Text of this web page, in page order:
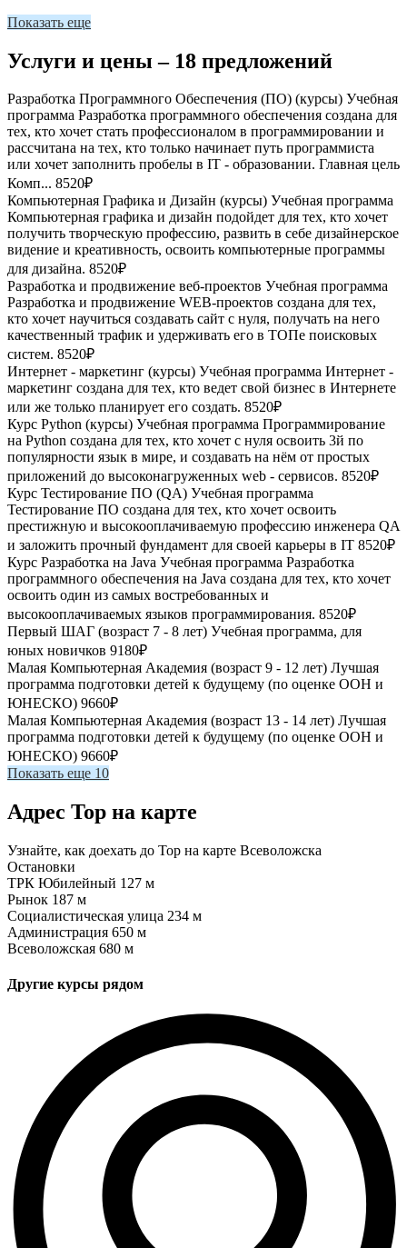
Показать еще
Услуги и цены – 18 предложений
Разработка Программного Обеспечения (ПО) (курсы) Учебная
программа Разработка программного обеспечения создана для
тех, кто хочет стать профессионалом в программировании и
рассчитана на тех, кто только начинает путь программиста
или хочет заполнить пробелы в IT - образовании. Главная цель
Комп... 8520₽
Компьютерная Графика и Дизайн (курсы) Учебная программа
Компьютерная графика и дизайн подойдет для тех, кто хочет
получить творческую профессию, развить в себе дизайнерское
видение и креативность, освоить компьютерные программы
для дизайна. 8520₽
Разработка и продвижение веб-проектов Учебная программа
Разработка и продвижение WEB-проектов создана для тех,
кто хочет научиться создавать сайт с нуля, получать на него
качественный трафик и удерживать его в ТОПе поисковых
систем. 8520₽
Интернет - маркетинг (курсы) Учебная программа Интернет -
маркетинг создана для тех, кто ведет свой бизнес в Интернете
или же только планирует его создать. 8520₽
Курс Python (курсы) Учебная программа Программирование
на Python создана для тех, кто хочет с нуля освоить 3й по
популярности язык в мире, и создавать на нём от простых
приложений до высоконагруженных web - сервисов. 8520₽
Курс Тестирование ПО (QA) Учебная программа
Тестирование ПО создана для тех, кто хочет освоить
престижную и высокооплачиваемую профессию инженера QA
и заложить прочный фундамент для своей карьеры в IT 8520₽
Курс Разработка на Java Учебная программа Разработка
программного обеспечения на Java создана для тех, кто хочет
освоить один из самых востребованных и
высокооплачиваемых языков программирования. 8520₽
Первый ШАГ (возраст 7 - 8 лет) Учебная программа, для
юных новичков 9180₽
Малая Компьютерная Академия (возраст 9 - 12 лет) Лучшая
программа подготовки детей к будущему (по оценке ООН и
ЮНЕСКО) 9660₽
Малая Компьютерная Академия (возраст 13 - 14 лет) Лучшая
программа подготовки детей к будущему (по оценке ООН и
ЮНЕСКО) 9660₽
Показать еще 10
Адрес Top на карте
Узнайте, как доехать до Top на карте Всеволожска
Остановки
ТРК Юбилейный 127 м
Рынок 187 м
Социалистическая улица 234 м
Администрация 650 м
Всеволожская 680 м
Другие курсы рядом